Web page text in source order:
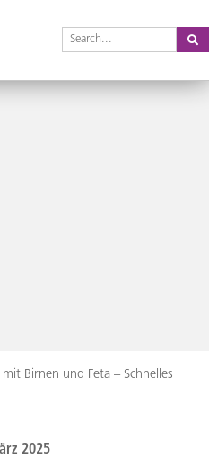
mit Birnen und Feta – Schnelles
2025